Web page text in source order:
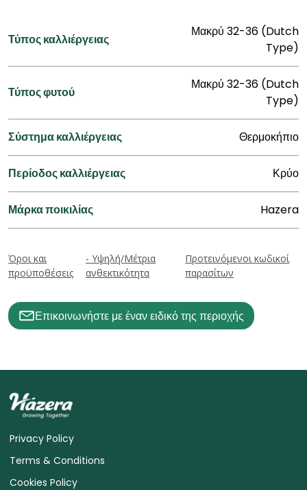
Τύπος καλλιέργειας
Μακρύ 32-36 (Dutch
Type)
Τύπος φυτού
Μακρύ 32-36 (Dutch
Type)
Σύστημα καλλιέργειας Θερμοκήπιο
Περίοδος καλλιέργειας Κρύο
Μάρκα ποικιλίας Hazera
Όροι και
προϋποθέσεις
- Υψηλή/Μέτρια
ανθεκτικότητα
Προτεινόμενοι κωδικοί
παρασίτων
Επικοινωνήστε με έναν ειδικό της περιοχής
Privacy Policy
Terms & Conditions
Cookies Policy